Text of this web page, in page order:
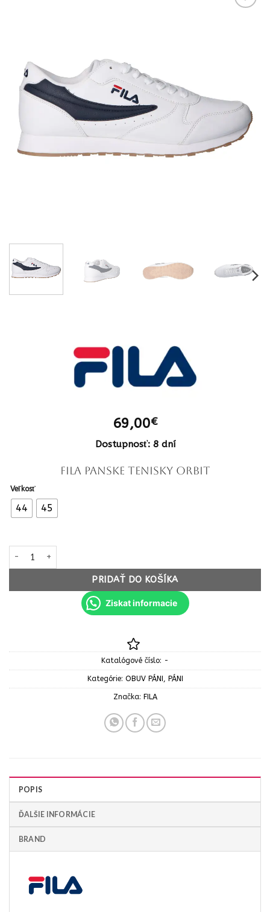
69,00€
Dostupnosť: 8 dní
FILA panske tenisky ORBIT
Veľkosť
44 45
množstvo FILA Panske tenisky 1010263 98F ORBIT LOW white blue
PRIDAŤ DO KOŠÍKA
Ziskat informacie
Katalógové číslo: -
Kategórie: OBUV PÁNI, PÁNI
Značka: FILA
POPIS
ĎALŠIE INFORMÁCIE
BRAND